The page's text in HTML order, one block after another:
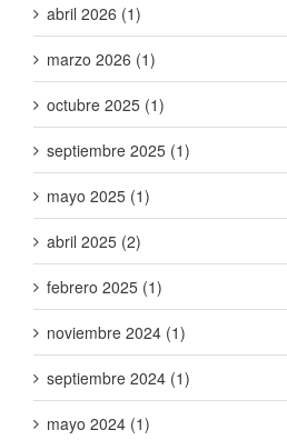
abril 2026 (1)
marzo 2026 (1)
octubre 2025 (1)
septiembre 2025 (1)
mayo 2025 (1)
abril 2025 (2)
febrero 2025 (1)
noviembre 2024 (1)
septiembre 2024 (1)
mayo 2024 (1)